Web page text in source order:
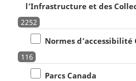
l’Infrastructure et des
2252
Normes d’accessibilité
116
Parcs Canada